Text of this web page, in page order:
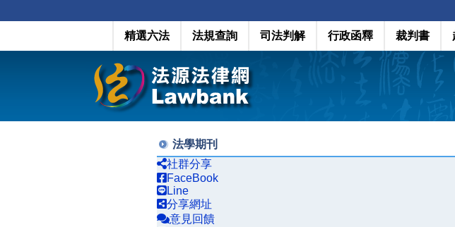
精選六法 法規查詢 司法判解 行政函釋 裁判書
法學期刊
社群分享
FaceBook
Line
分享網址
意見回饋